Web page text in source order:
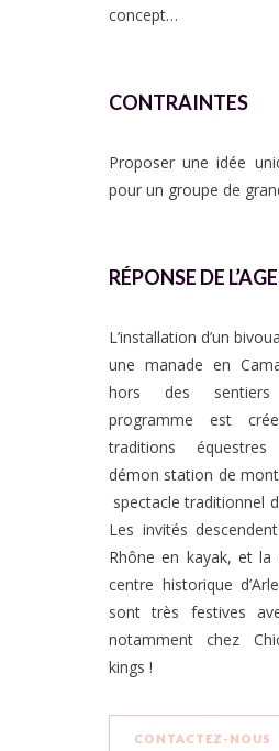
concept…
CONTRAINTES
Proposer une idée
pour un groupe de
RÉPONSE DE
L’installation d’un
une manade en
hors des
programme est
traditions
démon station de
spectacle traditionnel
Les invités
Rhône en kayak, et la
centre historique
sont très festives
notamment chez
kings !
CONTACTEZ-NOUS